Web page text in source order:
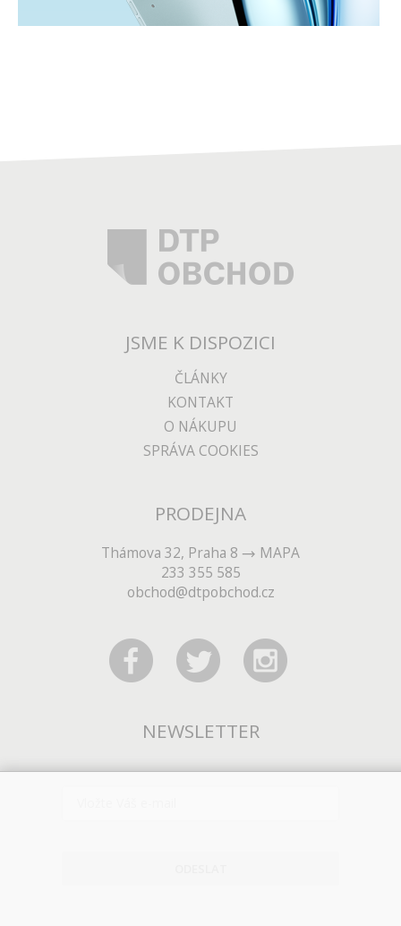
JSME K DISPOZICI
ČLÁNKY
KONTAKT
O NÁKUPU
SPRÁVA COOKIES
PRODEJNA
Thámova 32, Praha 8
MAPA
233 355 585
obchod@dtpobchod.cz
NEWSLETTER